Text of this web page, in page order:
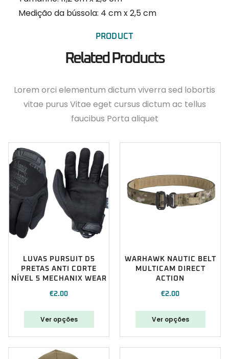
Medição da bússola: 4 cm x 2,5 cm
PRODUCT
Related Products
Lorem orci elementum dictum viverra sed lobortis
vitae purus Vitae eget cursus dictum ac tellus
faucibus Porta aliquet
LUVAS PURSUIT D5
PRETAS ANTI CORTE
NÍVEL 5 MECHANIX WEAR
€2.00
Ver opções
WARHAWK NAUTIC BELT
MULTICAM DIRECT
ACTION
€2.00
Ver opções